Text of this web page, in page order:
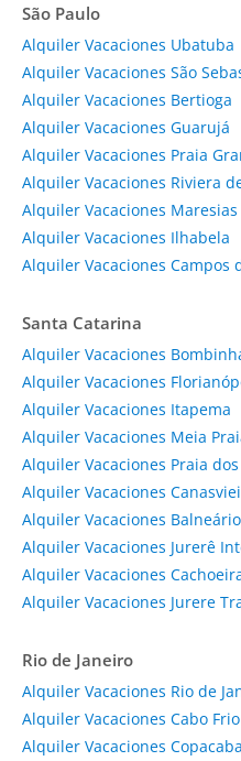
São Paulo
Alquiler Vacaciones Ubatuba
Alquiler Vacaciones São
Alquiler Vacaciones Bertioga
Alquiler Vacaciones Guarujá
Alquiler Vacaciones Praia
Alquiler Vacaciones Riviera
Alquiler Vacaciones Maresias
Alquiler Vacaciones Ilhabela
Alquiler Vacaciones Campos
Santa Catarina
Alquiler Vacaciones
Alquiler Vacaciones
Alquiler Vacaciones Itapema
Alquiler Vacaciones Meia
Alquiler Vacaciones Praia
Alquiler Vacaciones
Alquiler Vacaciones
Alquiler Vacaciones Jurerê
Alquiler Vacaciones
Alquiler Vacaciones Jurere
Rio de Janeiro
Alquiler Vacaciones Rio de
Alquiler Vacaciones Cabo Frio
Alquiler Vacaciones